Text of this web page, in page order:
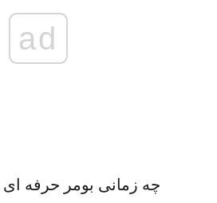
ad
چه زمانی بومر حرفه